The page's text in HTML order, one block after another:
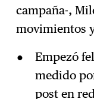
campaña-,
movimientos
Empezó
medido
post en